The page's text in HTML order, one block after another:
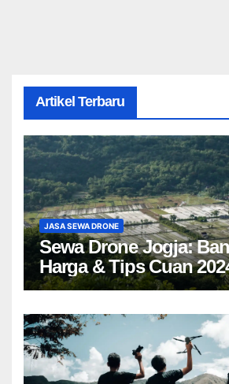
Artikel Terbaru
JASA SEWA DRONE
Sewa Drone Jogja:
Harga & Tips Cuan